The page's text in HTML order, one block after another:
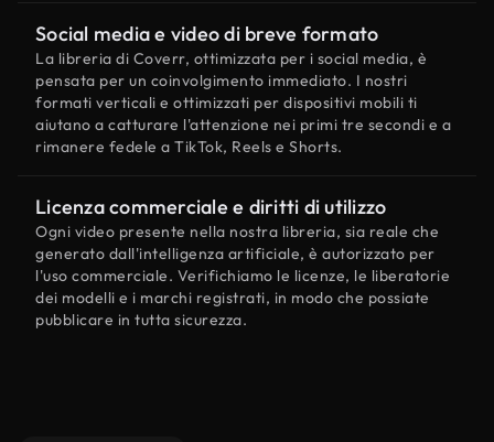
Social media e video di breve formato
La libreria di Coverr, ottimizzata per i social media, è
pensata per un coinvolgimento immediato. I nostri
formati verticali e ottimizzati per dispositivi mobili ti
aiutano a catturare l'attenzione nei primi tre secondi e a
rimanere fedele a TikTok, Reels e Shorts.
Licenza commerciale e diritti di utilizzo
Ogni video presente nella nostra libreria, sia reale che
generato dall'intelligenza artificiale, è autorizzato per
l'uso commerciale. Verifichiamo le licenze, le liberatorie
dei modelli e i marchi registrati, in modo che possiate
pubblicare in tutta sicurezza.